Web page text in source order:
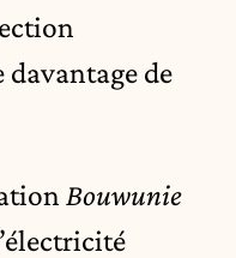
de
Bouwunie